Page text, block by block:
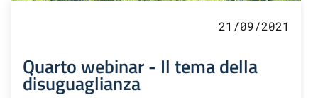
21/09/2021
Quarto webinar - Il tema della
disuguaglianza